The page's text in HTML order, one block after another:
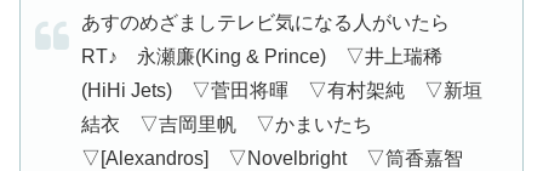
あすのめざましテレビ気になる人がいたら
RT♪ 永瀬廉(King & Prince) ▽井上瑞稀
(HiHi Jets) ▽菅田将暉 ▽有村架純 ▽新垣
結衣 ▽吉岡里帆 ▽かまいたち
▽[Alexandros] ▽Novelbright ▽筒香嘉智